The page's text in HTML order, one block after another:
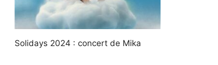
Solidays 2024 : concert de Mika